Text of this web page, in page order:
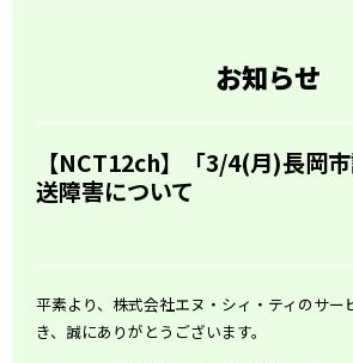
お知らせ
【NCT12ch】「3/4(月)長岡
送障害について
平素より、株式会社エヌ・シィ・ティのサー
き、誠にありがとうございます。